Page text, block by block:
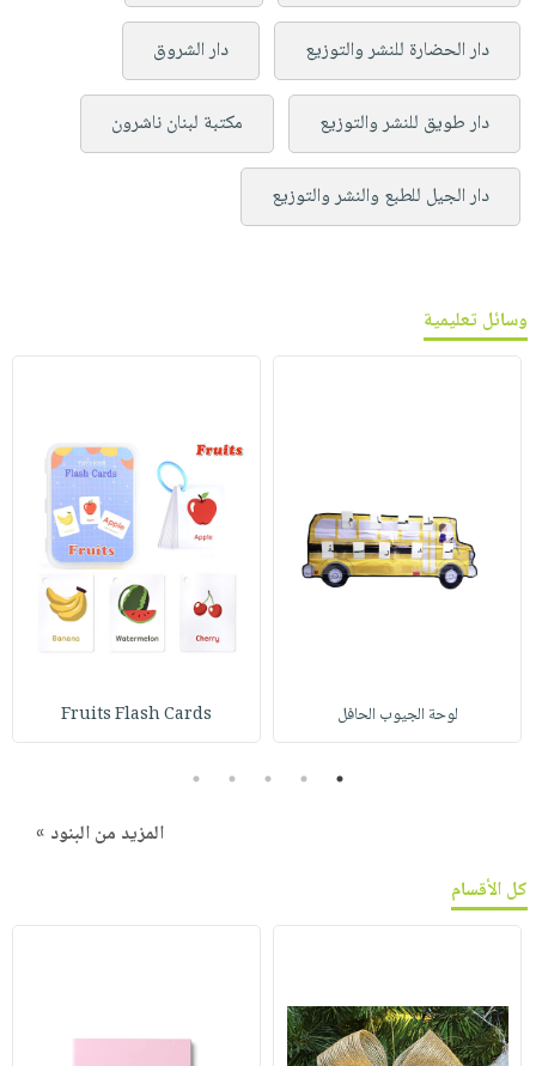
دار الحضارة للنشر والتوزيع دار الشروق
دار طويق للنشر والتوزيع مكتبة لبنان ناشرون
دار الجيل للطبع والنشر والتوزيع
وسائل تعليمية
لوحة الجيوب الحافل Fruits Flash Cards
1
2
3
4
5
المزيد من البنود »
كل الأقسام